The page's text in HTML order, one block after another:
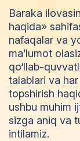
Baraka
haqida»
nafaqalar va
ma’lumot
qo‘llab-
talablari va
topshirish
ushbu muhim
sizga aniq va
intilamiz.